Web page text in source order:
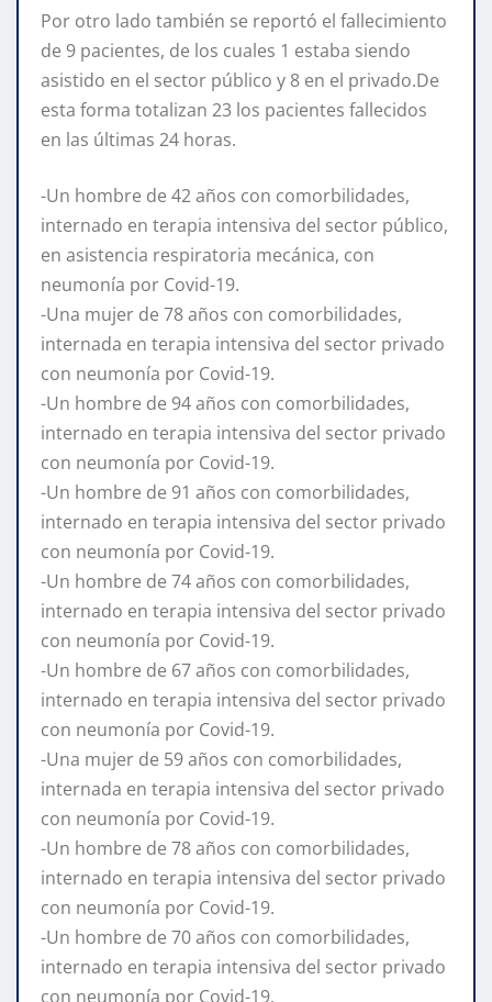
Por otro lado también se reportó el fallecimiento
de 9 pacientes, de los cuales 1 estaba siendo
asistido en el sector público y 8 en el privado.De
esta forma totalizan 23 los pacientes fallecidos
en las últimas 24 horas.
-Un hombre de 42 años con comorbilidades,
internado en terapia intensiva del sector público,
en asistencia respiratoria mecánica, con
neumonía por Covid-19.
-Una mujer de 78 años con comorbilidades,
internada en terapia intensiva del sector privado
con neumonía por Covid-19.
-Un hombre de 94 años con comorbilidades,
internado en terapia intensiva del sector privado
con neumonía por Covid-19.
-Un hombre de 91 años con comorbilidades,
internado en terapia intensiva del sector privado
con neumonía por Covid-19.
-Un hombre de 74 años con comorbilidades,
internado en terapia intensiva del sector privado
con neumonía por Covid-19.
-Un hombre de 67 años con comorbilidades,
internado en terapia intensiva del sector privado
con neumonía por Covid-19.
-Una mujer de 59 años con comorbilidades,
internada en terapia intensiva del sector privado
con neumonía por Covid-19.
-Un hombre de 78 años con comorbilidades,
internado en terapia intensiva del sector privado
con neumonía por Covid-19.
-Un hombre de 70 años con comorbilidades,
internado en terapia intensiva del sector privado
con neumonía por Covid-19.